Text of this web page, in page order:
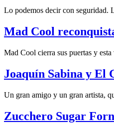
Lo podemos decir con seguridad.
Mad Cool
Mad Cool cierra sus puertas y
Joaquín Sabina y El
Un gran amigo y un gran artista,
Zucchero Sugar